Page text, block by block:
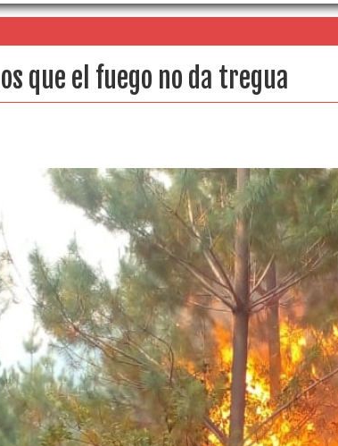
que el fuego no da tregua